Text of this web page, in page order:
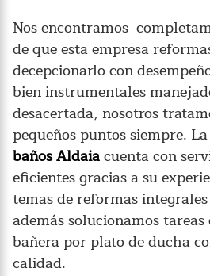
Nos encontramos
de que esta empresa
decepcionarlo con
bien instrumentales
desacertada, nosotros
pequeños puntos siempre.
baños Aldaiacuenta con
eficientes gracias a su
temas de reformas
además solucionamos
bañera por plato de ducha
calidad.